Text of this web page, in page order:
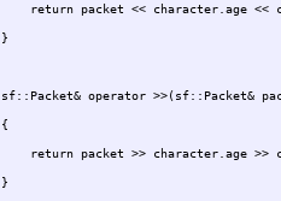
return packet << character.age <<
}
sf::Packet& operator >>(sf::Packet&
{
return packet >> character.age >>